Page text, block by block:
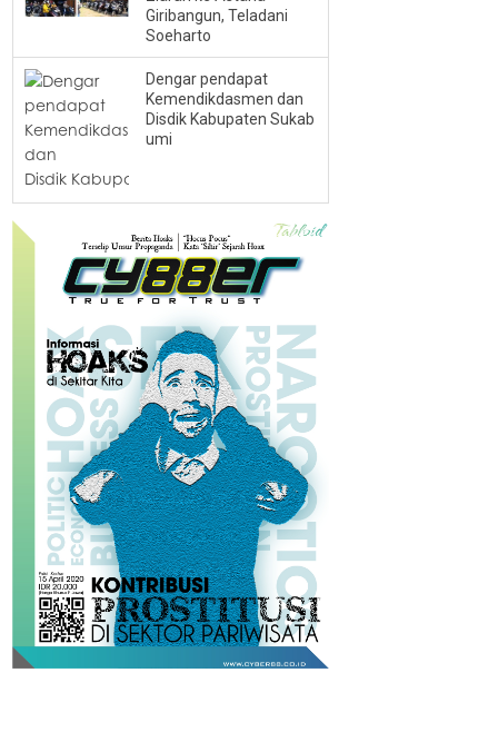
Giribangun, Teladani
Soeharto
Dengar pendapat
Kemendikdasmen dan
Disdik Kabupaten Sukab
umi